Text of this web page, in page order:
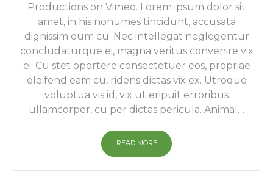
Productions on Vimeo. Lorem ipsum dolor sit
amet, in his nonumes tincidunt, accusata
dignissim eum cu. Nec intellegat neglegentur
concludaturque ei, magna veritus convenire vix
ei. Cu stet oportere consectetuer eos, propriae
eleifend eam cu, ridens dictas vix ex. Utroque
voluptua vis id, vix ut eripuit erroribus
ullamcorper, cu per dictas pericula. Animal…
READ MORE